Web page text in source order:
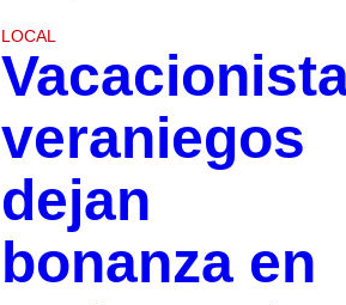
LOCAL
veraniegos
dejan
bonanza en